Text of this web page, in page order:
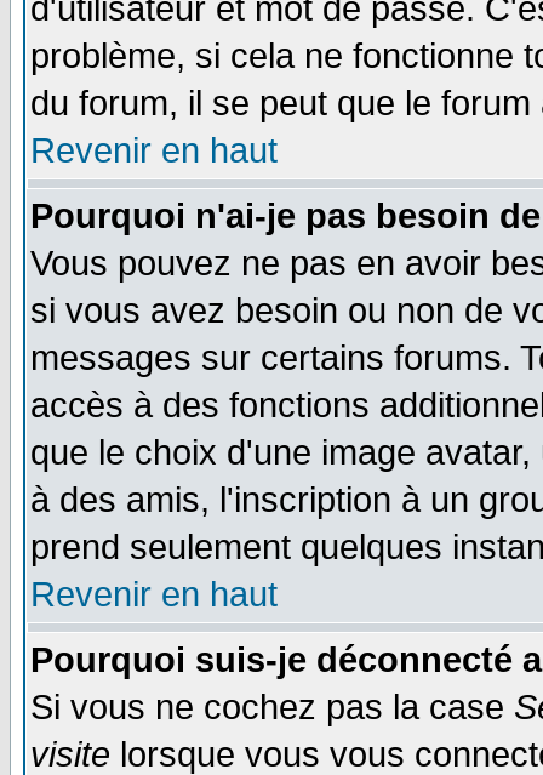
d'utilisateur et mot de passe.
problème, si cela ne fonctionne
du forum, il se peut que le
Revenir en haut
Pourquoi n'ai-je pas besoin
Vous pouvez ne pas en avoir
si vous avez besoin ou non de
messages sur certains forums.
accès à des fonctions
que le choix d'une image
à des amis, l'inscription à un
prend seulement quelques
Revenir en haut
Pourquoi suis-je déconnecté
Si vous ne cochez pas la case
visite lorsque vous vous